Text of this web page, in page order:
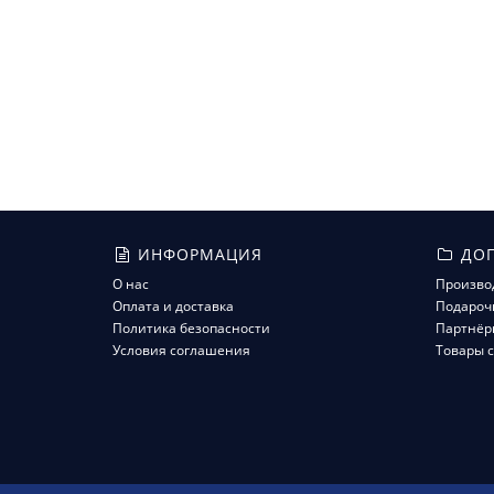
ИНФОРМАЦИЯ
О нас
Оплата и доставка
Политика безопасности
Условия соглашения
Товары